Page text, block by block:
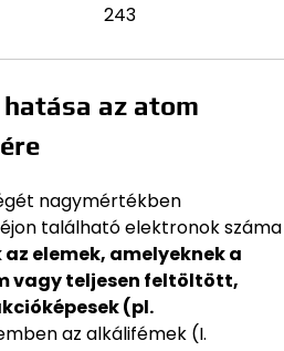
243
az atom
nagymértékben
található elektronok száma
az elemek, amelyeknek a
vagy teljesen feltöltött,
(pl.
az alkálifémek (I.